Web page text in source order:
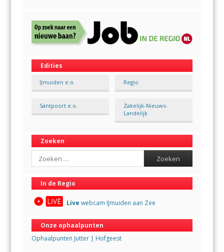
Edities
IJmuiden e.o. Regio
Santpoort e.o.
Zakelijk-Nieuws-
Landelijk
Zoeken
Search
In de Regio
Live webcam IJmuiden aan Zee
Onze ophaalpunten
Ophaalpunten Jutter | Hofgeest